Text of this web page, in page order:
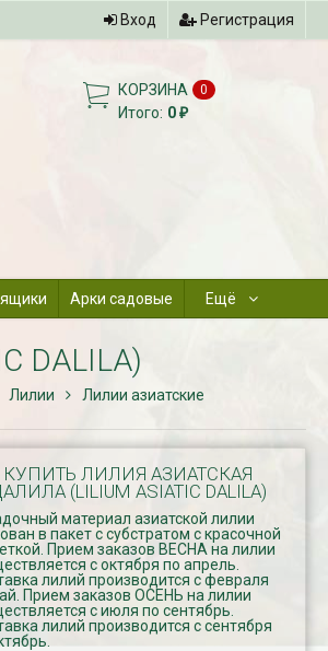
Вход Регистрация
КОРЗИНА 0
Итого: 0₽
Арки садовые Ещё
DALILA)
Лилии
Лилии азиатские
КУПИТЬ ЛИЛИЯ АЗИАТСКАЯ
(LILIUM ASIATIC DALILA)
материал азиатской лилии
в пакет с субстратом с красочной
Прием заказов ВЕСНА на лилии
с октября по апрель.
лилий производится с февраля
Прием заказов ОСЕНЬ на лилии
с июля по сентябрь.
лилий производится с сентября